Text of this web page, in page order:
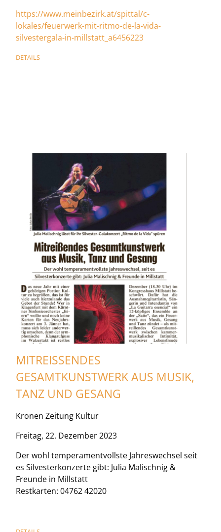
https://www.meinbezirk.at/spittal/c-
lokales/feuerwerk-mit-ritmo-de-la-vida-
silvestergala-in-millstatt_a6456223
DETAILS
MITREISSENDES G
ESAMTKUNSTWERK AUS MUSIK, T
ANZ UND GESANG
Kronen Zeitung Kultur
Freitag, 22. Dezember 2023
Der wohl temperamentvollste Jahreswechsel seit
es Silvesterkonzerte gibt: Julia Malischnig &
Freunde in Millstatt
Restkarten: 04762 42020